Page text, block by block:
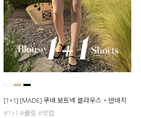
[1+1] [MADE] 쿠바 보트넥 블라우스 + 반바지
#1+1 #쿨링 #셋업